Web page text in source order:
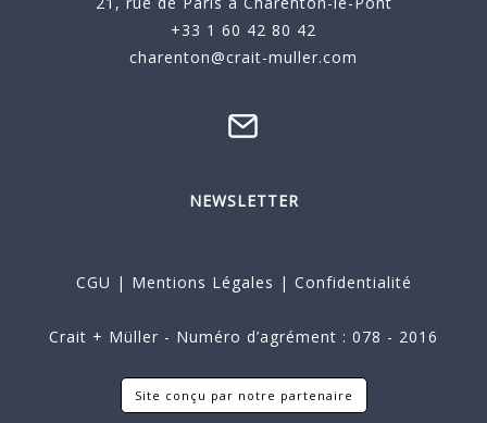
+33 1 60 42 80 42
charenton@crait-muller.com
NEWSLETTER
CGU | Mentions Légales | Confidentialité
Crait + Müller - Numéro d’agrément : 078 - 2016
Site conçu par notre partenaire